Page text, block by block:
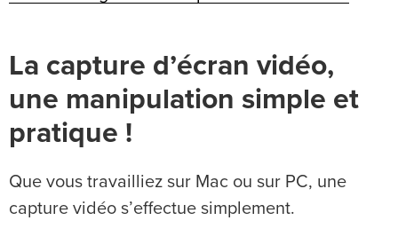
La capture d’écran vidéo,
une manipulation simple et
pratique !
Que vous travailliez sur Mac ou sur PC, une
capture vidéo s’effectue simplement.